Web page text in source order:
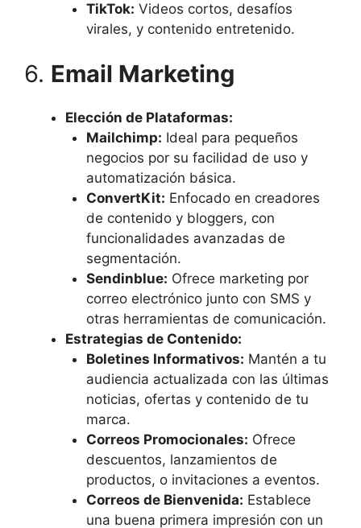
TikTok: Videos cortos, desafíos
virales, y contenido entretenido.
6. Email Marketing
Elección de Plataformas:
Mailchimp: Ideal para pequeños
negocios por su facilidad de uso y
automatización básica.
ConvertKit: Enfocado en creadores
de contenido y bloggers, con
funcionalidades avanzadas de
segmentación.
Sendinblue: Ofrece marketing por
correo electrónico junto con SMS y
otras herramientas de comunicación.
Estrategias de Contenido:
Boletines Informativos: Mantén a tu
audiencia actualizada con las últimas
noticias, ofertas y contenido de tu
marca.
Correos Promocionales: Ofrece
descuentos, lanzamientos de
productos, o invitaciones a eventos.
Correos de Bienvenida: Establece
una buena primera impresión con un